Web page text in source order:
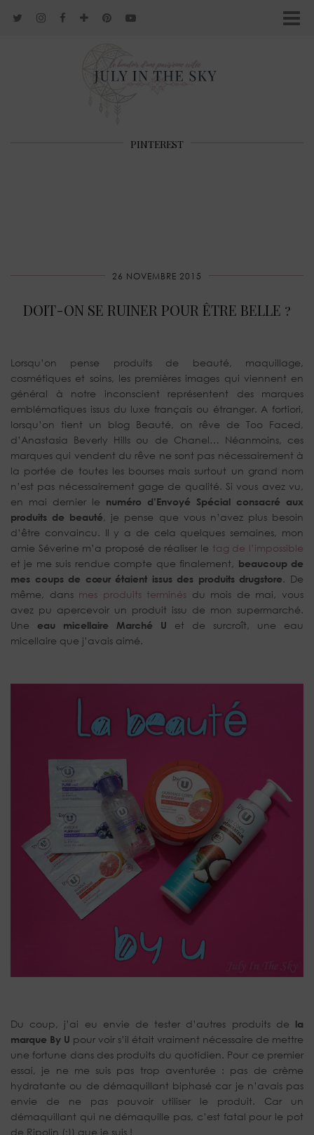
PINTEREST
26 NOVEMBRE 2015
DOIT-ON SE RUINER POUR ÊTRE BELLE ?
Lorsqu’on pense produits de beauté, maquillage,
cosmétiques et soins, les premières images qui viennent en
général à notre inconscient représentent des marques
emblématiques issus du luxe français ou étranger. A fortiori,
lorsqu’on tient un blog Beauté, on rêve de Too Faced,
d’Anastasia Beverly Hills ou de Chanel… Néanmoins, ces
marques qui vendent du rêve ne sont pas nécessairement à
la portée de toutes les bourses mais surtout un grand nom
n’est pas nécessairement gage de qualité. Si vous avez vu,
en mai dernier le numéro d’Envoyé Spécial consacré aux
produits de beauté, je pense que vous n’avez plus besoin
d’être convaincu. Il y a de cela quelques semaines, mon
amie Séverine m’a proposé de réaliser le tag de l’impossible
et je me suis rendue compte que finalement, beaucoup de
mes coups de cœur étaient issus des produits drugstore. De
même, dans mes produits terminés du mois de mai, vous
avez pu apercevoir un produit issu de mon supermarché.
Une eau micellaire Marché U et de surcroît, une eau
micellaire que j’avais aimé.
Du coup, j’ai eu envie de tester d’autres produits de la
marque By U pour voir s’il était vraiment nécessaire de mettre
une fortune dans des produits du quotidien. Pour ce premier
essai, je ne me suis pas trop aventurée : pas de crème
hydratante ou de démaquillant biphasé car je n’avais pas
envie de ne pas pouvoir utiliser le produit. Car un
démaquillant qui ne démaquille pas, c’est fatal pour le pot
de Ripolin (;)) que je suis !